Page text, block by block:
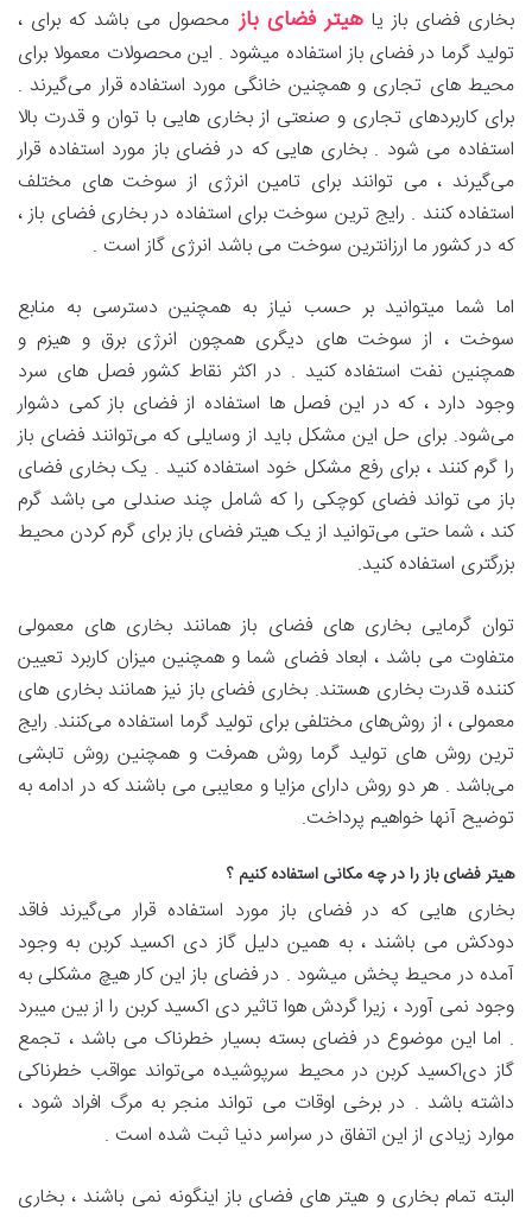
بخاری فضای باز یاهیتر فضای بازمحصول می باشد که برای ،
تولید گرما در فضای باز استفاده میشود . این محصولات معمولا برای
محیط های تجاری و همچنین خانگی مورد استفاده قرار می‌گیرند .
برای کاربردهای تجاری و صنعتی از بخاری هایی با توان و قدرت بالا
استفاده می شود . بخاری هایی که در فضای باز مورد استفاده قرار
می‌گیرند ، می توانند برای تامین انرژی از سوخت های مختلف
استفاده کنند . رایج ترین سوخت برای استفاده در بخاری فضای باز ،
که در کشور ما ارزانترین سوخت می باشد انرژی گاز است .
اما شما میتوانید بر حسب نیاز به همچنین دسترسی به منابع
سوخت ، از سوخت های دیگری همچون انرژی برق و هیزم و
همچنین نفت استفاده کنید . در اکثر نقاط کشور فصل های سرد
وجود دارد ، که در این فصل ها استفاده از فضای باز کمی دشوار
می‌شود. برای حل این مشکل باید از وسایلی که می‌توانند فضای باز
را گرم کنند ، برای رفع مشکل خود استفاده کنید . یک بخاری فضای
باز می تواند فضای کوچکی را که شامل چند صندلی می باشد گرم
کند ، شما حتی می‌توانید از یک هیتر فضای باز برای گرم کردن محیط
بزرگتری استفاده کنید.
توان گرمایی بخاری های فضای باز همانند بخاری های معمولی
متفاوت می باشد ، ابعاد فضای شما و همچنین میزان کاربرد تعیین
کننده قدرت بخاری هستند. بخاری فضای باز نیز همانند بخاری های
معمولی ، از روش‌های مختلفی برای تولید گرما استفاده می‌کنند. رایج
ترین روش های تولید گرما روش همرفت و همچنین روش تابشی
می‌باشد . هر دو روش دارای مزایا و معایبی می باشند که در ادامه به
توضیح آنها خواهیم پرداخت.
هیتر فضای باز را در چه مکانی استفاده کنیم ؟
بخاری هایی که در فضای باز مورد استفاده قرار می‌گیرند فاقد
دودکش می باشند ، به همین دلیل گاز دی اکسید کربن به وجود
آمده در محیط پخش میشود . در فضای باز این کار هیچ مشکلی به
وجود نمی آورد ، زیرا گردش هوا تاثیر دی اکسید کربن را از بین میبرد
. اما این موضوع در فضای بسته بسیار خطرناک می باشد ، تجمع
گاز دی‌اکسید کربن در محیط سرپوشیده می‌تواند عواقب خطرناکی
داشته باشد . در برخی اوقات می تواند منجر به مرگ افراد شود ،
موارد زیادی از این اتفاق در سراسر دنیا ثبت شده است .
البته تمام بخاری و هیتر های فضای باز اینگونه نمی باشند ، بخاری